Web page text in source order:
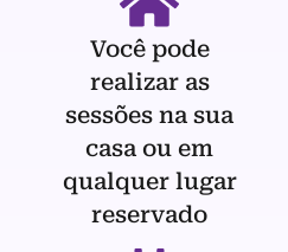
Você pode
realizar as
sessões na sua
casa ou em
qualquer lugar
reservado